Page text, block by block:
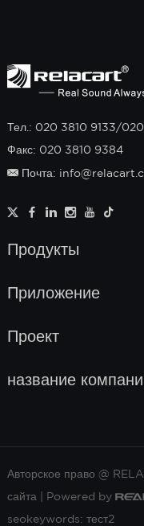
Тел.: 020 3810 9133/
Факс: 020 3810 9384
Почта:
Продукты
Приложение
Проект
название
Авторское право @
сайта | Powered by
seokeywords: тест2